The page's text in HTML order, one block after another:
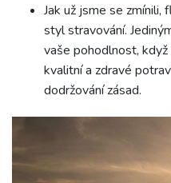
Jak už jsme se zmínili,
styl stravování.
vaše pohodlnost,
kvalitní a zdravé
dodržování zásad.